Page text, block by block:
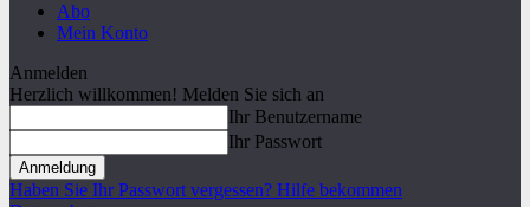
Abo
Mein Konto
Anmelden
Herzlich willkommen! Melden Sie sich an
Ihr Benutzername
Ihr Passwort
Haben Sie Ihr Passwort vergessen? Hilfe bekommen